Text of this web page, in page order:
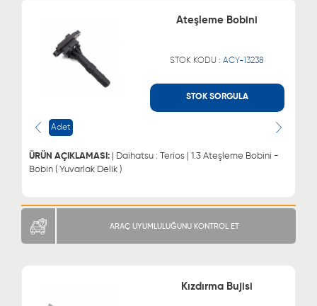
Ateşleme Bobini
STOK KODU :ACY-13238
STOK SORGULA
Adet
ÜRÜN AÇIKLAMASI:
Bobin ( Yuvarlak Delik )
ARAÇ UYUMLULUĞUNU KONTROL ET
Kızdırma Bujisi